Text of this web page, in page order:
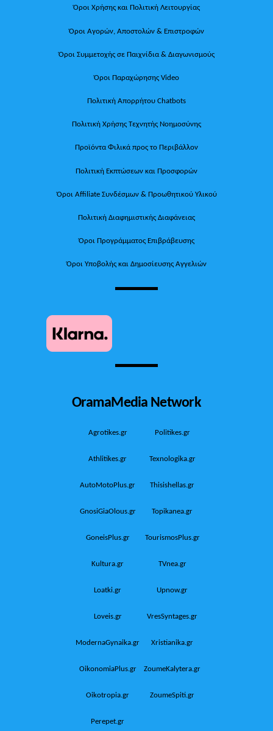
Όροι Χρήσης και Πολιτική Λειτουργίας
Όροι Αγορών, Αποστολών & Επιστροφών
Όροι Συμμετοχής σε Παιχνίδια & Διαγωνισμούς
Όροι Παραχώρησης Video
Πολιτική Απορρήτου Chatbots
Πολιτική Χρήσης Τεχνητής Νοημοσύνης
Προϊόντα Φιλικά προς το Περιβάλλον
Πολιτική Εκπτώσεων και Προσφορών
Όροι Affiliate Συνδέσμων & Προωθητικού Υλικού
Πολιτική Διαφημιστικής Διαφάνειας
Όροι Προγράμματος Επιβράβευσης
Όροι Υποβολής και Δημοσίευσης Αγγελιών
OramaMedia Network
Agrotikes.gr Politikes.gr
Athlitikes.gr Texnologika.gr
AutoMotoPlus.gr Thisishellas.gr
GnosiGiaOlous.gr Topikanea.gr
GoneisPlus.gr TourismosPlus.gr
Kultura.gr TVnea.gr
Loatki.gr Upnow.gr
Loveis.gr VresSyntages.gr
ModernaGynaika.gr Xristianika.gr
OikonomiaPlus.gr ZoumeKalytera.gr
Oikotropia.gr ZoumeSpiti.gr
Perepet.gr